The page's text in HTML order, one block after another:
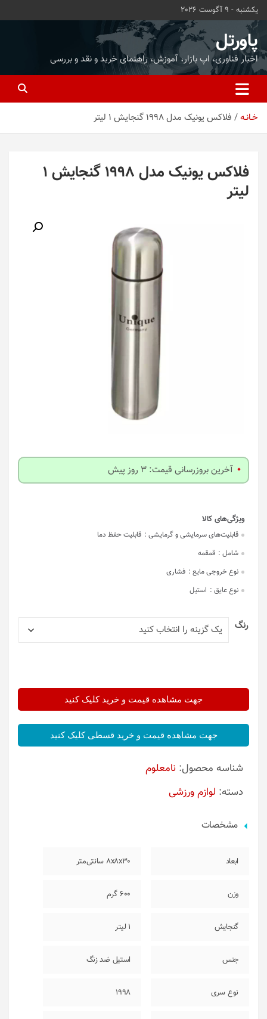
محتوا
بروید
یکشنبه - 9 آگوست 2026
پاورتل
اخبار فناوری، اپ بازار، آموزش، راهنمای خرید و نقد و بررسی
خـانـه فلاکس یونیک مدل 1998 گنجایش 1 لیتر
فلاکس یونیک مدل 1998 گنجایش 1
لیتر
آخرین بروزرسانی قیمت: 3 روز پیش
قابلیت‌های سرمایشی و گرمایشی : قابلیت حفظ دما
شامل : قمقمه
نوع خروجی مایع : فشاری
نوع عایق : استیل
رنگ
جهت مشاهده قیمت و خرید کلیک کنید
جهت مشاهده قیمت و خرید قسطی کلیک کنید
شناسه محصول: نامعلوم
دسته: لوازم ورزشی
مشخصات
ابعاد 8x8x30 سانتی‌متر
وزن 600 گرم
گنجایش 1 لیتر
جنس استیل ضد زنگ
نوع سری 1998